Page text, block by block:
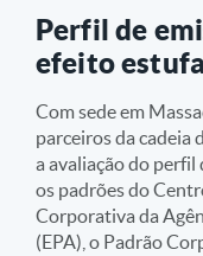
Perfil de
efeito
Com sede em
parceiros da cadeia
a avaliação do perfil
os padrões do
Corporativa da
(EPA), o Padrão